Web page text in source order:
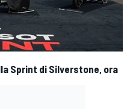
Sprint di Silverstone, ora